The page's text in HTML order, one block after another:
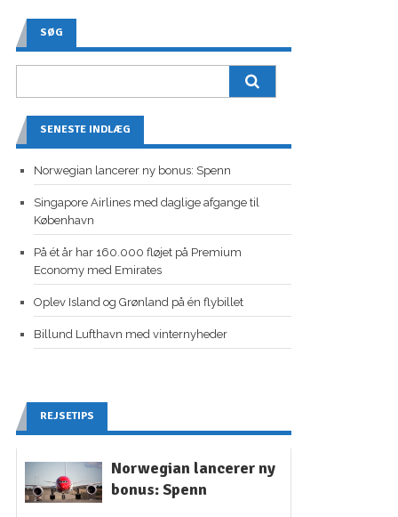
SØG
SENESTE INDLÆG
Norwegian lancerer ny bonus: Spenn
Singapore Airlines med daglige afgange til
København
På ét år har 160.000 fløjet på Premium
Economy med Emirates
Oplev Island og Grønland på én flybillet
Billund Lufthavn med vinternyheder
REJSETIPS
Norwegian lancerer ny
bonus: Spenn